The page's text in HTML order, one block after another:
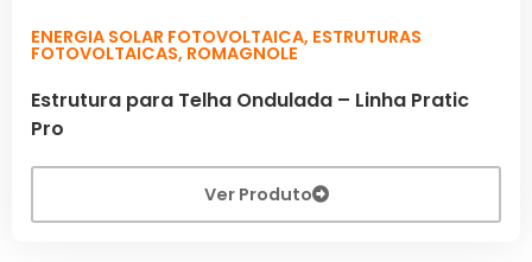
ENERGIA SOLAR FOTOVOLTAICA, ESTRUTURAS
FOTOVOLTAICAS, ROMAGNOLE
Estrutura para Telha Ondulada – Linha Pratic
Pro
Ver Produto